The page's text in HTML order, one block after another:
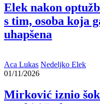
Elek nakon
s tim, osoba koja
uhapšena
Aca Lukas Nedeljko Elek
01/11/2026
Mirković iznio